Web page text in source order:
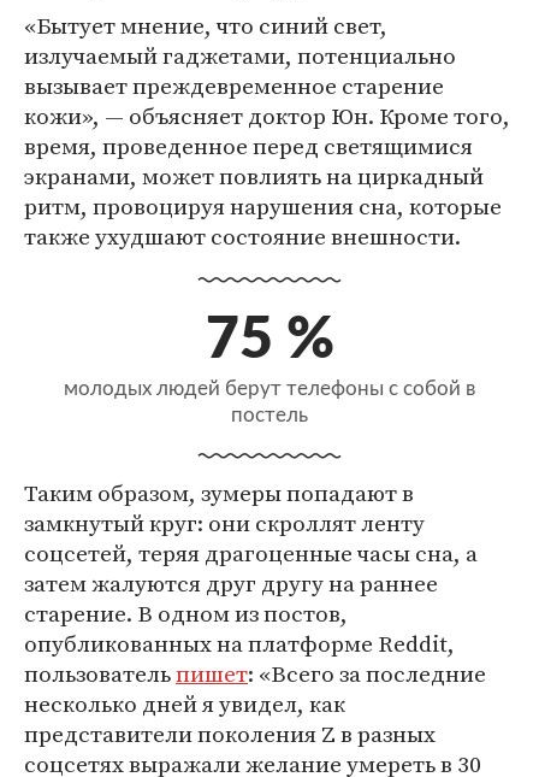
«Бытует мнение, что синий свет,
излучаемый гаджетами, потенциально
вызывает преждевременное старение
кожи», — объясняет доктор Юн. Кроме того,
время, проведенное перед светящимися
экранами, может повлиять на циркадный
ритм, провоцируя нарушения сна, которые
также ухудшают состояние внешности.
75 %
молодых людей берут телефоны с собой в
постель
Таким образом, зумеры попадают в
замкнутый круг: они скроллят ленту
соцсетей, теряя драгоценные часы сна, а
затем жалуются друг другу на раннее
старение. В одном из постов,
опубликованных на платформе Reddit,
пользовательпишет: «Всего за последние
несколько дней я увидел, как
представители поколения Z в разных
соцсетях выражали желание умереть в 30